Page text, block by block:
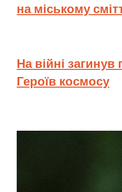
на міському
На війні загинув
Героїв космосу